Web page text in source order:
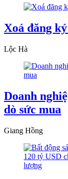
Xoá đăng
Lộc Hà
Doanh
dò sức mua
Giang Hồng